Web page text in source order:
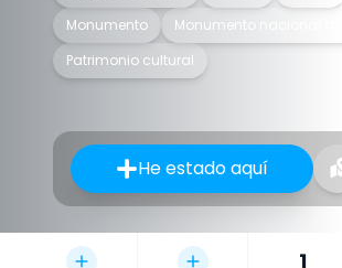
Monumento
Monumento nacional de
Patrimonio cultural
He estado aquí
1